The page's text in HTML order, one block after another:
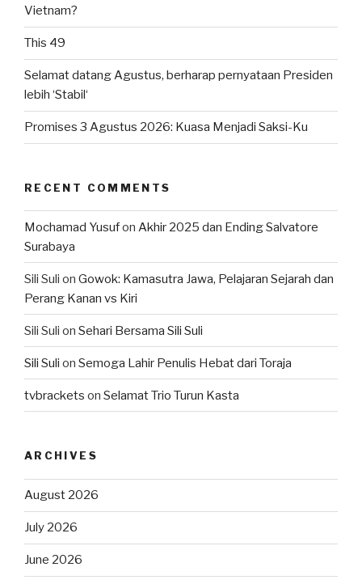
Vietnam?
This 49
Selamat datang Agustus, berharap pernyataan Presiden
lebih ‘Stabil‘
Promises 3 Agustus 2026: Kuasa Menjadi Saksi-Ku
RECENT COMMENTS
Mochamad Yusufon Akhir 2025 dan Ending Salvatore
Surabaya
Sili Suli on Gowok: Kamasutra Jawa, Pelajaran Sejarah dan
Perang Kanan vs Kiri
Sili Suli on Sehari Bersama Sili Suli
Sili Suli on Semoga Lahir Penulis Hebat dari Toraja
tvbrackets on Selamat Trio Turun Kasta
ARCHIVES
August 2026
July 2026
June 2026